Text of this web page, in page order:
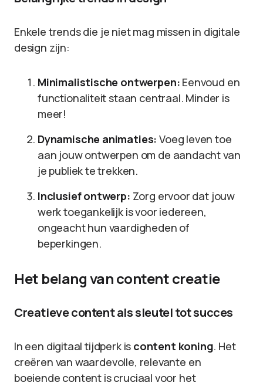
Enkele trends die je niet mag missen in digitale
design zijn:
Minimalistische ontwerpen: Eenvoud en
functionaliteit staan centraal. Minder is
meer!
Dynamische animaties: Voeg leven toe
aan jouw ontwerpen om de aandacht van
je publiek te trekken.
Inclusief ontwerp: Zorg ervoor dat jouw
werk toegankelijk is voor iedereen,
ongeacht hun vaardigheden of
beperkingen.
Het belang van content creatie
Creatieve content als sleutel tot succes
In een digitaal tijdperk is content koning. Het
creëren van waardevolle, relevante en
boeiende content is cruciaal voor het